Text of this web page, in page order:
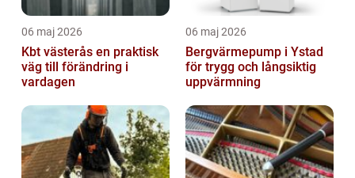
06 maj 2026
Kbt västerås en praktisk
väg till förändring i
vardagen
06 maj 2026
Bergvärmepump i Ystad
för trygg och långsiktig
uppvärmning